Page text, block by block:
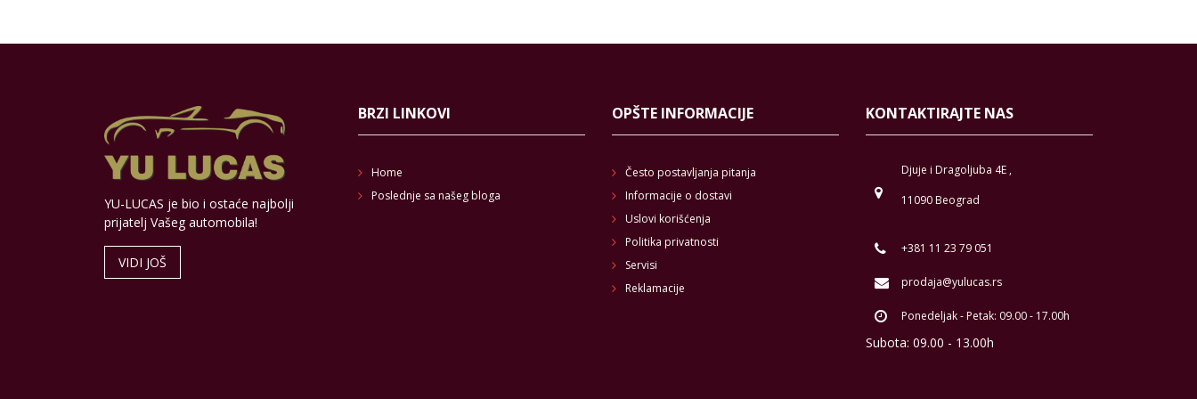
YU-LUCAS je bio i ostaće najbolji
prijatelj Vašeg automobila!
VIDI JOŠ
BRZI LINKOVI
Home
Poslednje sa našeg bloga
OPŠTE INFORMACIJE
Često postavljanja pitanja
Informacije o dostavi
Uslovi korišćenja
Politika privatnosti
Servisi
Reklamacije
KONTAKTIRAJTE NAS
Djuje i Dragoljuba 4E ,
11090 Beograd
+381 11 23 79 051
prodaja@yulucas.rs
Ponedeljak - Petak: 09.00 - 17.00h
Subota: 09.00 - 13.00h